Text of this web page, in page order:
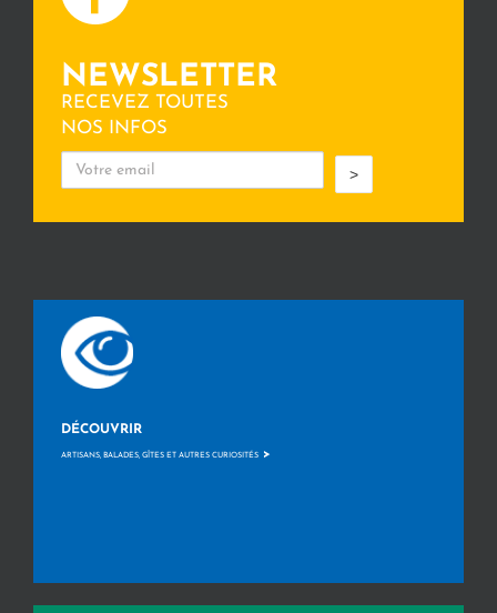
NEWSLETTER
RECEVEZ TOUTES
NOS INFOS
>
DÉCOUVRIR
ARTISANS, BALADES, GÎTES ET AUTRES CURIOSITÉS >